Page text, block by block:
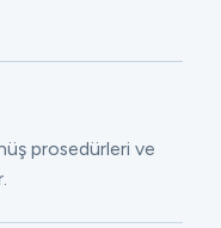
prosedürleri ve